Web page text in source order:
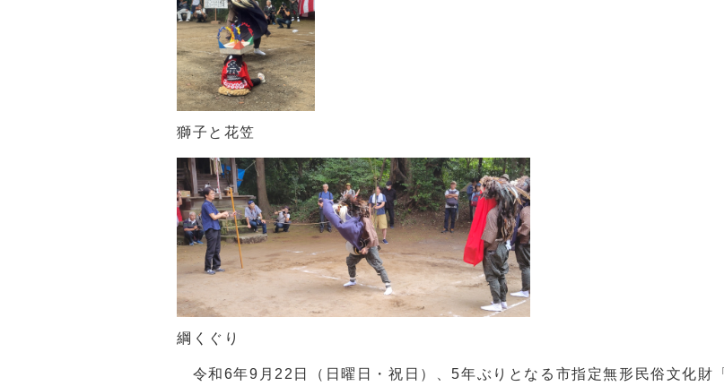
獅子と花笠
綱くぐり
令和6年9月22日（日曜日・祝日）、5年ぶりとなる市指定無形民俗文化財「